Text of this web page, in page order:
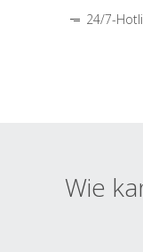
24/7-
Wie